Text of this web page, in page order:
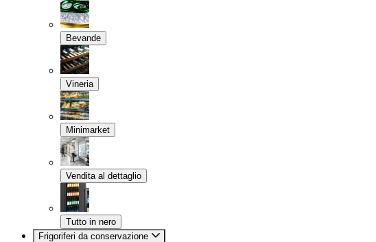
Bevande
Vineria
Minimarket
Vendita al dettaglio
Tutto in nero
Frigoriferi da conservazione